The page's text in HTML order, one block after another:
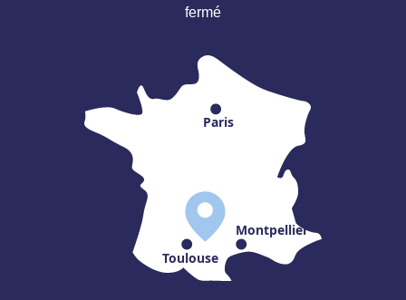
fermé
Paris
Toulouse
Montpellier